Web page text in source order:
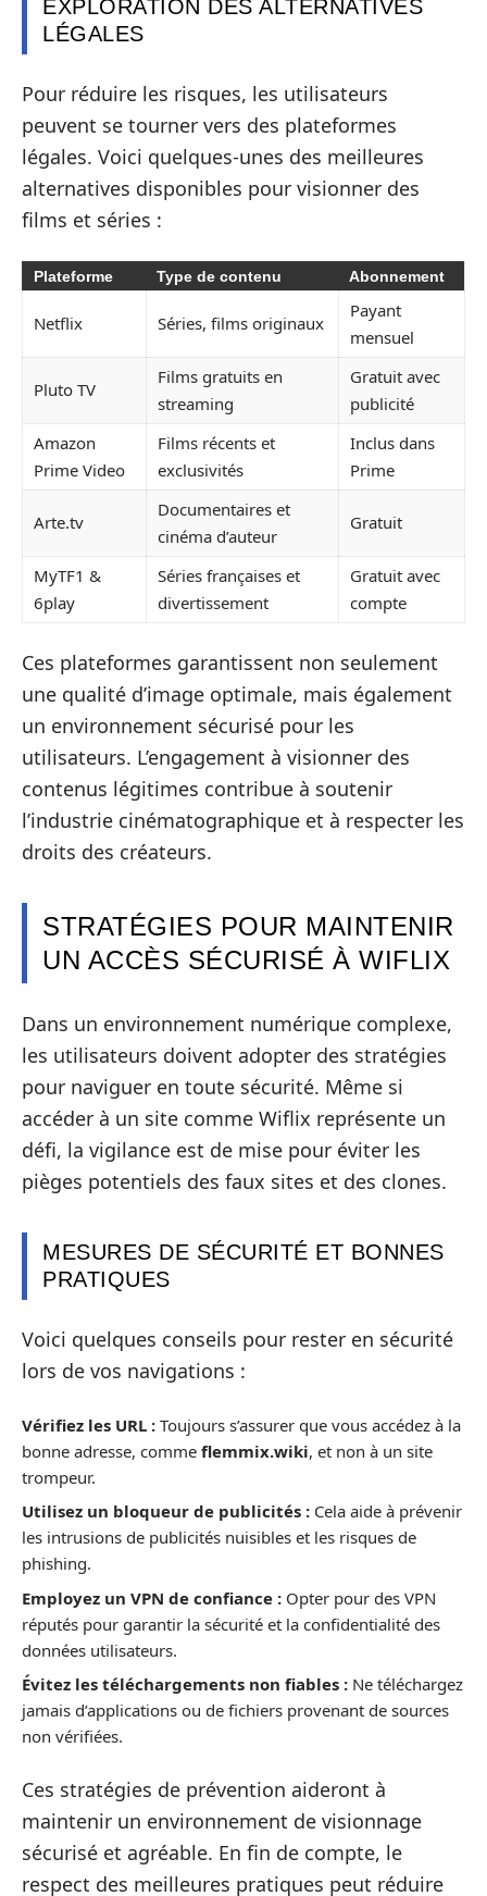
EXPLORATION DES ALTERNATIVES
LÉGALES
Pour réduire les risques, les utilisateurs
peuvent se tourner vers des plateformes
légales. Voici quelques-unes des meilleures
alternatives disponibles pour visionner des
films et séries :
Plateforme Type de contenu Abonnement
Netflix Séries, films originaux
Payant
mensuel
Pluto TV
Films gratuits en
streaming
Gratuit avec
publicité
Amazon
Prime Video
Films récents et
exclusivités
Inclus dans
Prime
Arte.tv
Documentaires et
cinéma d’auteur
Gratuit
MyTF1 &
6play
Séries françaises et
divertissement
Gratuit avec
compte
Ces plateformes garantissent non seulement
une qualité d’image optimale, mais également
un environnement sécurisé pour les
utilisateurs. L’engagement à visionner des
contenus légitimes contribue à soutenir
l’industrie cinématographique et à respecter les
droits des créateurs.
STRATÉGIES POUR MAINTENIR
UN ACCÈS SÉCURISÉ À WIFLIX
Dans un environnement numérique complexe,
les utilisateurs doivent adopter des stratégies
pour naviguer en toute sécurité. Même si
accéder à un site comme Wiflix représente un
défi, la vigilance est de mise pour éviter les
pièges potentiels des faux sites et des clones.
MESURES DE SÉCURITÉ ET BONNES
PRATIQUES
Voici quelques conseils pour rester en sécurité
lors de vos navigations :
Vérifiez les URL : Toujours s’assurer que vous accédez à la
bonne adresse, comme flemmix.wiki, et non à un site
trompeur.
Utilisez un bloqueur de publicités : Cela aide à prévenir
les intrusions de publicités nuisibles et les risques de
phishing.
Employez un VPN de confiance : Opter pour des VPN
réputés pour garantir la sécurité et la confidentialité des
données utilisateurs.
Évitez les téléchargements non fiables : Ne téléchargez
jamais d’applications ou de fichiers provenant de sources
non vérifiées.
Ces stratégies de prévention aideront à
maintenir un environnement de visionnage
sécurisé et agréable. En fin de compte, le
respect des meilleures pratiques peut réduire